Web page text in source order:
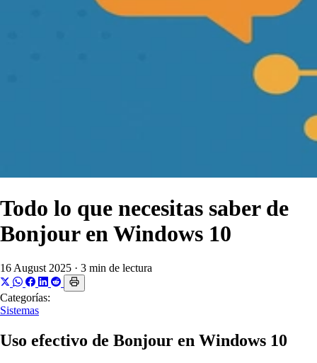
Todo lo que necesitas saber de
Bonjour en Windows 10
16 August 2025 · 3 min de lectura
Categorías:
Sistemas
Uso efectivo de Bonjour en Windows 10